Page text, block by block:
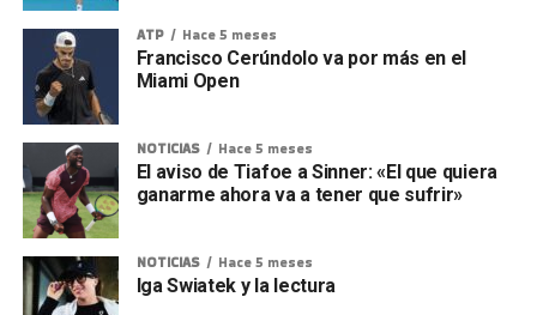
ATP Hace 5 meses
Francisco Cerúndolo va por más en el
Miami Open
NOTICIAS Hace 5 meses
El aviso de Tiafoe a Sinner: «El que quiera
ganarme ahora va a tener que sufrir»
NOTICIAS Hace 5 meses
Iga Swiatek y la lectura